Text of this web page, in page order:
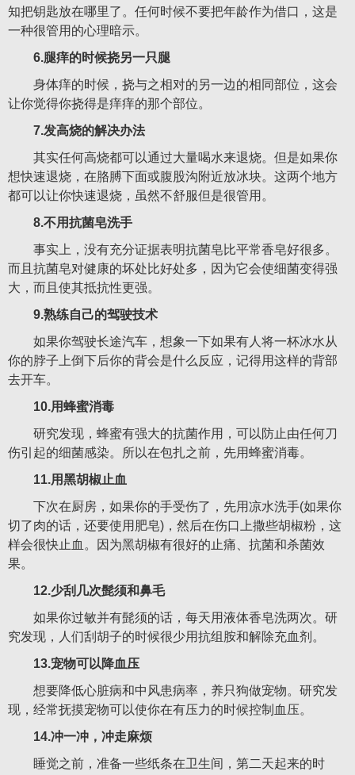
知把钥匙放在哪里了。任何时候不要把年龄作为借口，这是
一种很管用的心理暗示。
6.腿痒的时候挠另一只腿
身体痒的时候，挠与之相对的另一边的相同部位，这会
让你觉得你挠得是痒痒的那个部位。
7.发高烧的解决办法
其实任何高烧都可以通过大量喝水来退烧。但是如果你
想快速退烧，在胳膊下面或腹股沟附近放冰块。这两个地方
都可以让你快速退烧，虽然不舒服但是很管用。
8.不用抗菌皂洗手
事实上，没有充分证据表明抗菌皂比平常香皂好很多。
而且抗菌皂对健康的坏处比好处多，因为它会使细菌变得强
大，而且使其抵抗性更强。
9.熟练自己的驾驶技术
如果你驾驶长途汽车，想象一下如果有人将一杯冰水从
你的脖子上倒下后你的背会是什么反应，记得用这样的背部
去开车。
10.用蜂蜜消毒
研究发现，蜂蜜有强大的抗菌作用，可以防止由任何刀
伤引起的细菌感染。所以在包扎之前，先用蜂蜜消毒。
11.用黑胡椒止血
下次在厨房，如果你的手受伤了，先用凉水洗手(如果你
切了肉的话，还要使用肥皂)，然后在伤口上撒些胡椒粉，这
样会很快止血。因为黑胡椒有很好的止痛、抗菌和杀菌效
果。
12.少刮几次髭须和鼻毛
如果你过敏并有髭须的话，每天用液体香皂洗两次。研
究发现，人们刮胡子的时候很少用抗组胺和解除充血剂。
13.宠物可以降血压
想要降低心脏病和中风患病率，养只狗做宠物。研究发
现，经常抚摸宠物可以使你在有压力的时候控制血压。
14.冲一冲，冲走麻烦
睡觉之前，准备一些纸条在卫生间，第二天起来的时